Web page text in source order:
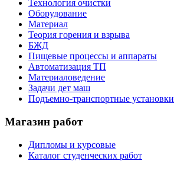
Технология очистки
Оборудование
Материал
Теория горения и взрыва
БЖД
Пищевые процессы и аппараты
Автоматизация ТП
Материаловедение
Задачи дет маш
Подъемно-транспортные установки
Магазин работ
Дипломы и курсовые
Каталог студенческих работ